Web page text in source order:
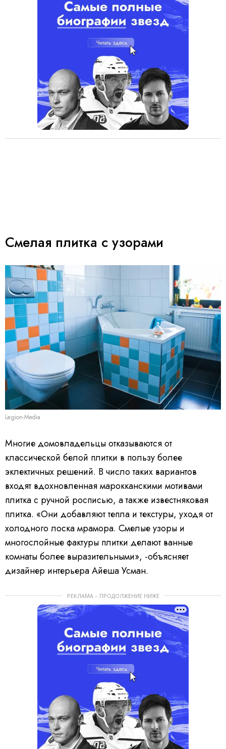
Смелая плитка с узорами
Legion-Media
Многие домовладельцы отказываются от
классической белой плитки в пользу более
эклектичных решений. В число таких вариантов
входят вдохновленная марокканскими мотивами
плитка с ручной росписью, а также известняковая
плитка. «Они добавляют тепла и текстуры, уходя от
холодного лоска мрамора. Смелые узоры и
многослойные фактуры плитки делают ванные
комнаты более выразительными», -объясняет
дизайнер интерьера Айеша Усман.
РЕКЛАМА – ПРОДОЛЖЕНИЕ НИЖЕ